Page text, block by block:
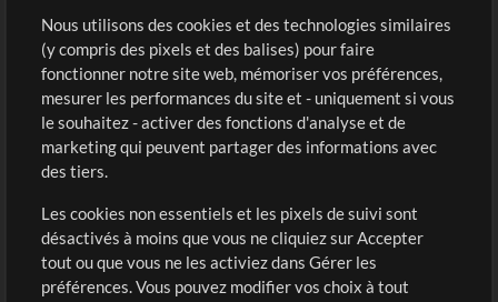
Sons
Boutique
Acheter des crédits
Contenu gratuit
Demander les pistes
Extras
Sessions
Compte
Connexion
S'inscrire
Nous utilisons des cookies et des technologies similaires
(y compris des pixels et des balises) pour faire
fonctionner notre site web, mémoriser vos préférences,
mesurer les performances du site et - uniquement si vous
le souhaitez - activer des fonctions d'analyse et de
marketing qui peuvent partager des informations avec
des tiers.
Les cookies non essentiels et les pixels de suivi sont
désactivés à moins que vous ne cliquiez sur Accepter
tout ou que vous ne les activiez dans Gérer les
préférences. Vous pouvez modifier vos choix à tout